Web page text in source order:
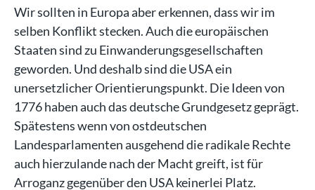
Wir sollten in Europa aber erkennen, dass wir im
selben Konflikt stecken. Auch die europäischen
Staaten sind zu Einwanderungsgesellschaften
geworden. Und deshalb sind die USA ein
unersetzlicher Orientierungspunkt. Die Ideen von
1776 haben auch das deutsche Grundgesetz geprägt.
Spätestens wenn von ostdeutschen
Landesparlamenten ausgehend die radikale Rechte
auch hierzulande nach der Macht greift, ist für
Arroganz gegenüber den USA keinerlei Platz.